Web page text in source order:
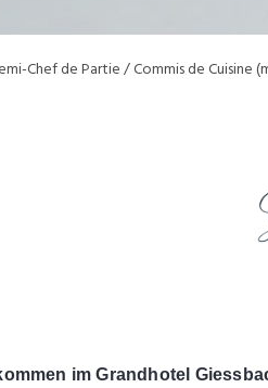
Temporär (befristet)
Human Resources
Controlling, Treuhand,
Chef de Partie / Commis de Cuisine